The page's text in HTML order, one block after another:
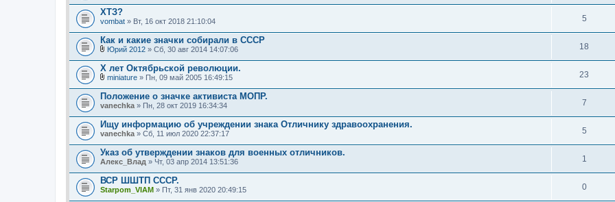
е
н
и
л
о
ж
е
н
и
ХТЗ?
vombat » Вт, 16 окт 2018 21:10:04 5
Как и какие значки собирали в СССР
л
о
ж
е
н
и
Юрий 2012 » Сб, 30 авг 2014 14:07:06 18
Х лет Октябрьской революции.
л
о
ж
е
н
и
miniature » Пн, 09 май 2005 16:49:15 23
Положение о значке активиста МОПР.
vanechka » Пн, 28 окт 2019 16:34:34 7
Ищу информацию об учреждении знака Отличнику здравоохранения.
vanechka » Сб, 11 июл 2020 22:37:17 5
Указ об утверждении знаков для военных отличников.
Алекс_Влад » Чт, 03 апр 2014 13:51:36 1
ВСР ШШТП СССР.
Starpom_VIAM » Пт, 31 янв 2020 20:49:15 0